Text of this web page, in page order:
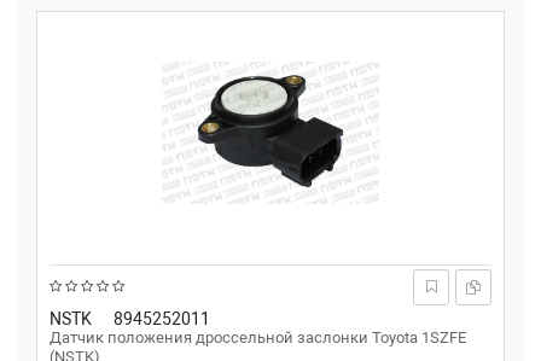
NSTK 8945252011
Датчик положения дроссельной заслонки Toyota 1SZFE
(NSTK)